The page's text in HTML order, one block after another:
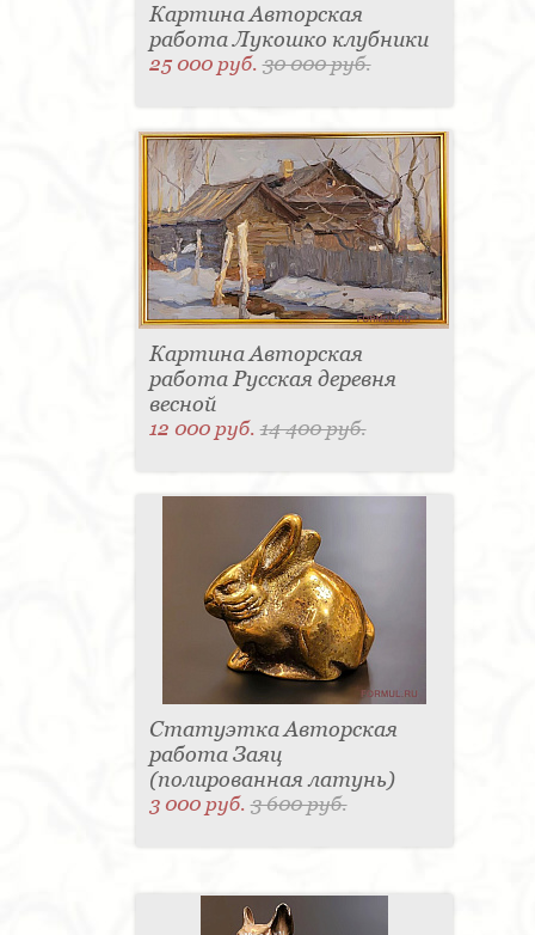
Картина Авторская
работа Лукошко клубники
25 000 руб.30 000 руб.
Картина Авторская
работа Русская деревня
весной
12 000 руб.14 400 руб.
Статуэтка Авторская
работа Заяц
(полированная латунь)
3 000 руб.3 600 руб.